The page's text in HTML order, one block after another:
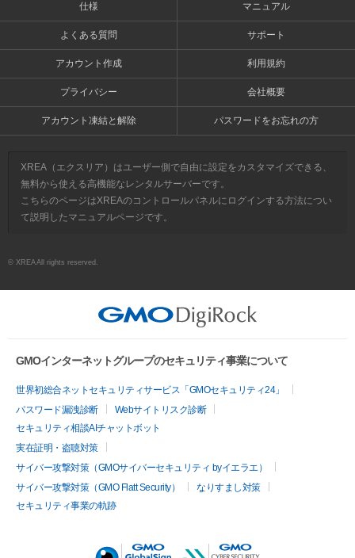
仕様 マニュアル
よくある質問 サポート
アカウント作成 利用規約
プライバシー 会社概要
アカウント凍結と解除 パスワードをお忘れの方
XREA（エクスリア）はユーザー側で自由に設定をカスタマイズできる、
無料から使える高機能なレンタルサーバーです。
こちらのページはXREAのコントロールパネルにログインする方法につい
て説明したマニュアルページです。
© XREA All rights reserved.
GMOインターネットグループのセキュリティ事業について
世界初総合ネットセキュリティサービス「GMOセキュリティ24」
パスワード漏洩診断
Webサイトリスク診断
セキュリティ相談AIチャットボット
実在証明・盗聴対策
サイバー攻撃対策（GMOサイバーセキュリティ byイエラエ）
サイバー攻撃対策（GMO Flatt Security）
なりすまし対策
セキュリティ事業の軌跡